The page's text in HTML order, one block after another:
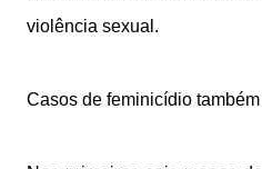
violência sexual.
Casos de feminicídio